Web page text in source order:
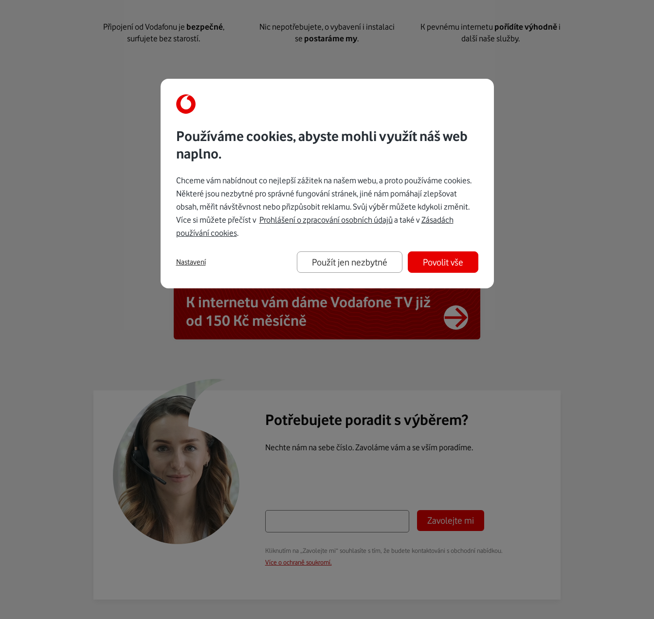
Připojení od Vodafonu je bezpečné,
surfujete bez starostí.
Nic nepotřebujete, o vybavení i instalaci
se postaráme my.
K pevnému internetu pořídíte výhodněi
další naše služby.
K internetu vám dáme Vodafone TV již
od 150 Kč měsíčně
Potřebujete poradit s výběrem?
Nechte nám na sebe číslo. Zavoláme vám a se vším poradíme.
Zavolejte mi
Kliknutím na „Zavolejte mi“ souhlasíte s tím, že budete kontaktováni s obchodní nabídkou.
Více o ochraně soukromí.
Používáme cookies, abyste mohli využít náš web
naplno.
Chceme vám nabídnout co nejlepší zážitek na našem webu, a proto používáme cookies.
Některé jsou nezbytné pro správné fungování stránek, jiné nám pomáhají zlepšovat
obsah, měřit návštěvnost nebo přizpůsobit reklamu. Svůj výběr můžete kdykoli změnit.
Více si můžete přečíst v Prohlášení o zpracování osobních údajů a také vZásadách
používání cookies.
Použít jen nezbytné Povolit vše
Nastavení